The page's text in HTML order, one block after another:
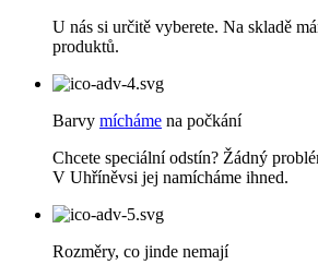
U nás si určitě vyberete. Na skladě
produktů.
Barvy mícháme na počkání
Chcete speciální odstín? Žádný
V Uhříněvsi jej namícháme ihned.
Rozměry, co jinde nemají